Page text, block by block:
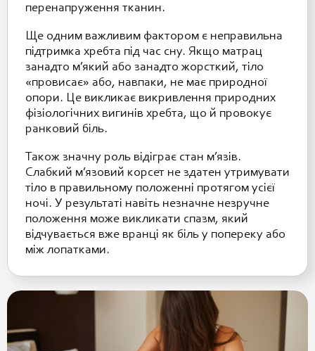
перенапруження тканин.
Ще одним важливим фактором є неправильна
підтримка хребта під час сну. Якщо матрац
занадто м’який або занадто жорсткий, тіло
«провисає» або, навпаки, не має природної
опори. Це викликає викривлення природних
фізіологічних вигинів хребта, що й провокує
ранковий біль.
Також значну роль відіграє стан м’язів.
Слабкий м’язовий корсет не здатен утримувати
тіло в правильному положенні протягом усієї
ночі. У результаті навіть незначне незручне
положення може викликати спазм, який
відчувається вже вранці як біль у попереку або
між лопатками.